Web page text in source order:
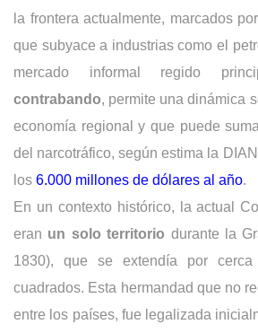
la frontera actualmente, marcados
que subyace a industrias como el
mercado informal regido
contrabando, permite una dinámica
economía regional y que puede
del narcotráfico, según estima la
los 6.000 millones de dólares al año.
En un contexto histórico, la actual
eran un solo territorio durante la
1830), que se extendía por
cuadrados. Esta hermandad que no
entre los países, fue legalizada